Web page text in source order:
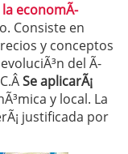
la economÃ­
Consiste en
y conceptos
del Ã­
Se aplicarÃ¡
y local. La
justificada por